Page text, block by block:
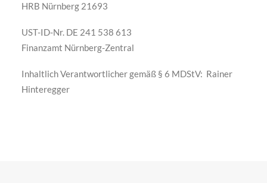
HRB Nürnberg 21693
UST-ID-Nr. DE 241 538 613
Finanzamt Nürnberg-Zentral
Inhaltlich Verantwortlicher gemäß § 6 MDStV: Rainer
Hinteregger